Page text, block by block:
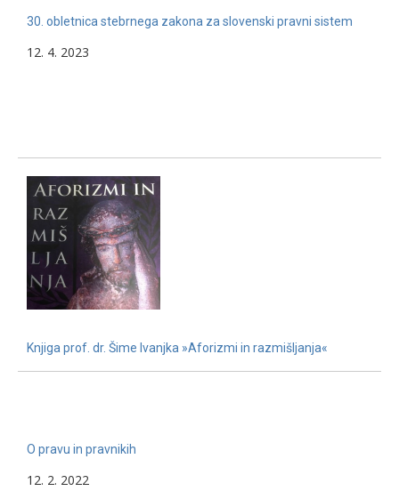
30. obletnica stebrnega zakona za slovenski pravni sistem
12. 4. 2023
Knjiga prof. dr. Šime Ivanjka »Aforizmi in razmišljanja«
O pravu in pravnikih
12. 2. 2022